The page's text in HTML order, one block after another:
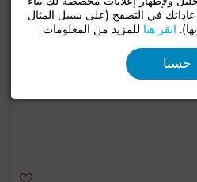
في التصفح (على سبيل المثال
انقر هنا للمزيد من المعلومات
حسنا